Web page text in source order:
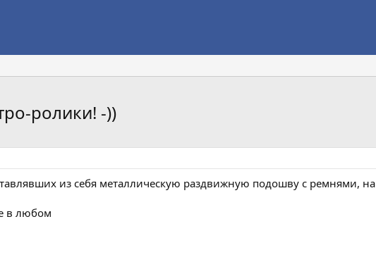
ролики! -))
из себя металлическую раздвижную подошву с ремнями,
в любом